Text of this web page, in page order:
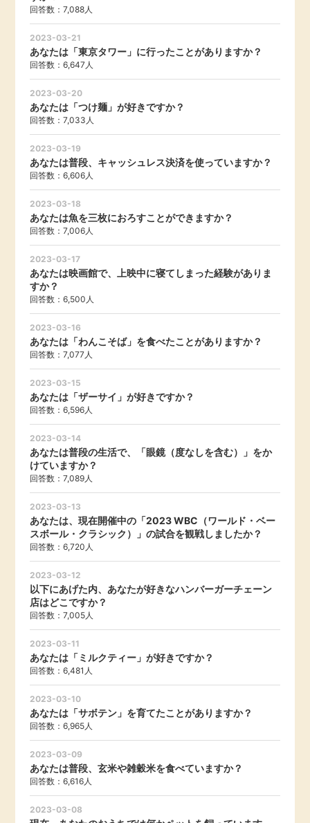
ヘルプセンター
回答数：7,088人
2023-03-21
あなたは「東京タワー」に行ったことがありますか？
回答数：6,647人
2023-03-20
あなたは「つけ麺」が好きですか？
回答数：7,033人
2023-03-19
あなたは普段、キャッシュレス決済を使っていますか？
回答数：6,606人
2023-03-18
あなたは魚を三枚におろすことができますか？
回答数：7,006人
2023-03-17
あなたは映画館で、上映中に寝てしまった経験がありま
すか？
回答数：6,500人
2023-03-16
あなたは「わんこそば」を食べたことがありますか？
回答数：7,077人
2023-03-15
あなたは「ザーサイ」が好きですか？
回答数：6,596人
2023-03-14
あなたは普段の生活で、「眼鏡（度なしを含む）」をか
けていますか？
回答数：7,089人
2023-03-13
あなたは、現在開催中の「2023 WBC（ワールド・ベー
スボール・クラシック）」の試合を観戦しましたか？
回答数：6,720人
2023-03-12
以下にあげた内、あなたが好きなハンバーガーチェーン
店はどこですか？
回答数：7,005人
2023-03-11
あなたは「ミルクティー」が好きですか？
回答数：6,481人
2023-03-10
あなたは「サボテン」を育てたことがありますか？
回答数：6,965人
2023-03-09
あなたは普段、玄米や雑穀米を食べていますか？
回答数：6,616人
2023-03-08